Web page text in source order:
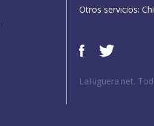
Otros servicios:
LaHiguera.net.